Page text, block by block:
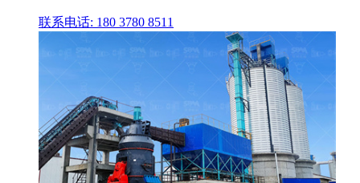
联系电话: 180 3780 8511